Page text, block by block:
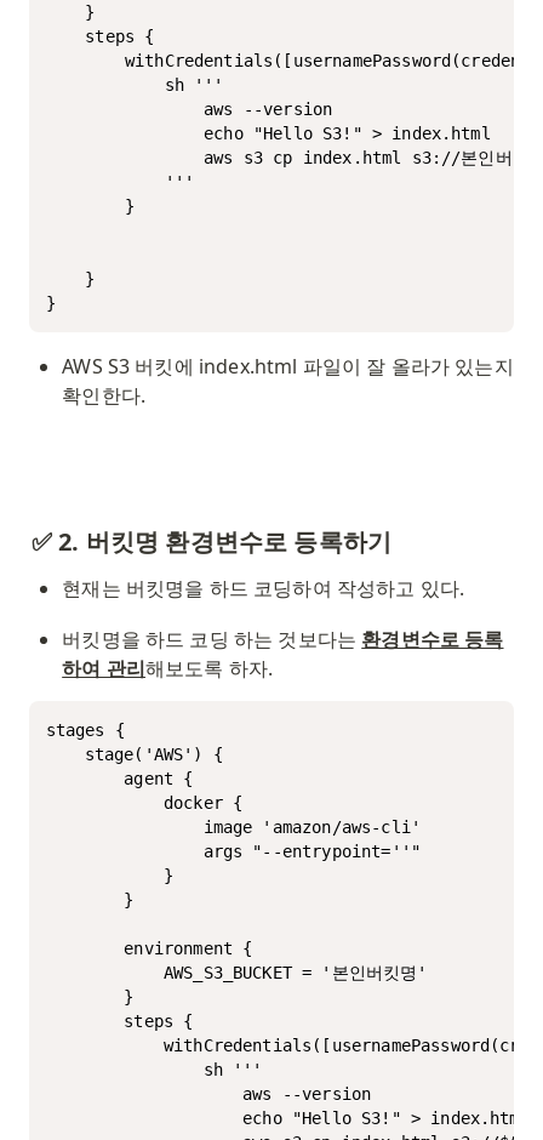
    }
    steps {
            sh '''
                aws --version
                echo "Hello S3!" > index.html
aws s3 cp index.html s3://본인버킷
            '''
        }
    }
}
AWS S3 버킷에 index.html 파일이 잘 올라가 있는지
확인한다.
✅ 2. 버킷명 환경변수로 등록하기
현재는 버킷명을 하드 코딩하여 작성하고 있다.
버킷명을 하드 코딩 하는 것보다는 환경변수로 등록
하여 관리해보도록 하자.
stages {